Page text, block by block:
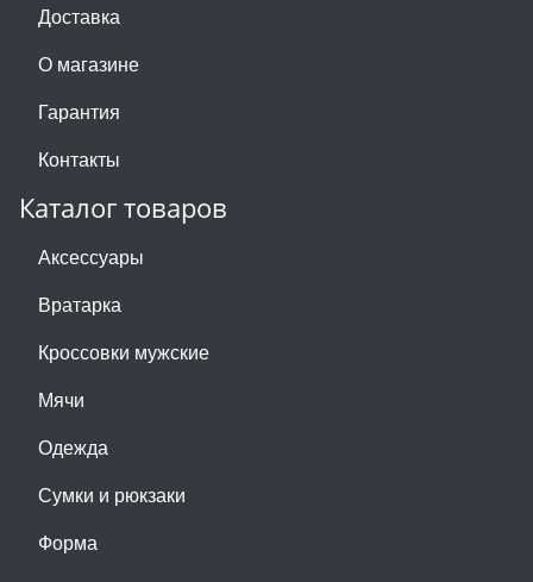
Доставка
О магазине
Гарантия
Контакты
Каталог товаров
Аксессуары
Вратарка
Кроссовки мужские
Мячи
Одежда
Сумки и рюкзаки
Форма